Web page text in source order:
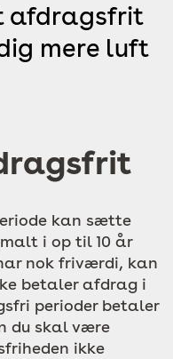
afdragsfrit
mere luft
kan sætte
i op til 10 år
nok friværdi, kan
betaler afdrag i
perioder betaler
du skal være
ikke